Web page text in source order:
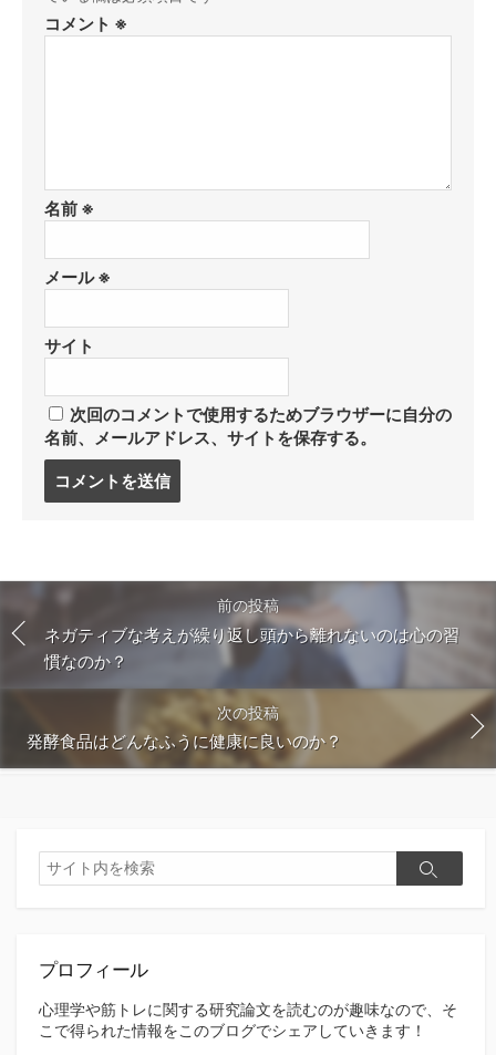
コメント ※
名前 ※
メール※
サイト
次回のコメントで使用するためブラウザーに自分の
名前、メールアドレス、サイトを保存する。
る
前の投稿
ネガティブな考えが繰り返し頭から離れないのは心の習
慣なのか？
次の投稿
発酵食品はどんなふうに健康に良いのか？
検
索
検
プロフィール
心理学や筋トレに関する研究論文を読むのが趣味なので、そ
こで得られた情報をこのブログでシェアしていきます！